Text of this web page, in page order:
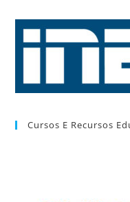
Cursos E Recursos